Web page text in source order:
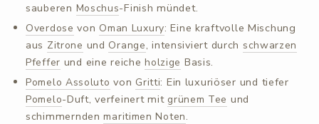
sauberen Moschus-Finish mündet.
Overdose von Oman Luxury: Eine kraftvolle Mischung
aus Zitrone und Orange, intensiviert durch schwarzen
Pfeffer und eine reicheholzige Basis.
Pomelo Assoluto von Gritti: Ein luxuriöser und tiefer
Pomelo-Duft, verfeinert mit grünem Tee und
schimmerndenmaritimen Noten.